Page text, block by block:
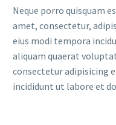
Neque porro quisquam
amet, consectetur,
eius modi tempora
aliquam quaerat
consectetur adipisicing
incididunt ut labore et